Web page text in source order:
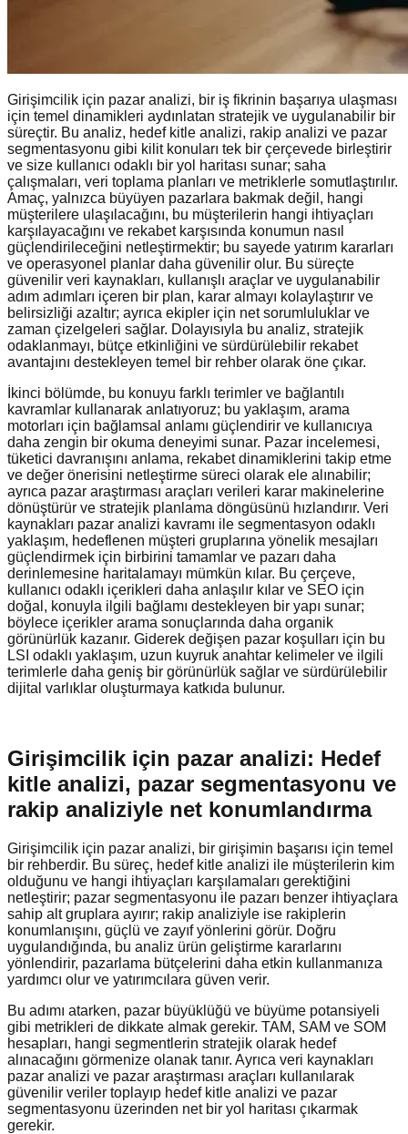
Girişimcilik için pazar analizi, bir iş fikrinin başarıya ulaşması
için temel dinamikleri aydınlatan stratejik ve uygulanabilir bir
süreçtir. Bu analiz, hedef kitle analizi, rakip analizi ve pazar
segmentasyonu gibi kilit konuları tek bir çerçevede birleştirir
ve size kullanıcı odaklı bir yol haritası sunar; saha
çalışmaları, veri toplama planları ve metriklerle somutlaştırılır.
Amaç, yalnızca büyüyen pazarlara bakmak değil, hangi
müşterilere ulaşılacağını, bu müşterilerin hangi ihtiyaçları
karşılayacağını ve rekabet karşısında konumun nasıl
güçlendirileceğini netleştirmektir; bu sayede yatırım kararları
ve operasyonel planlar daha güvenilir olur. Bu süreçte
güvenilir veri kaynakları, kullanışlı araçlar ve uygulanabilir
adım adımları içeren bir plan, karar almayı kolaylaştırır ve
belirsizliği azaltır; ayrıca ekipler için net sorumluluklar ve
zaman çizelgeleri sağlar. Dolayısıyla bu analiz, stratejik
odaklanmayı, bütçe etkinliğini ve sürdürülebilir rekabet
avantajını destekleyen temel bir rehber olarak öne çıkar.
İkinci bölümde, bu konuyu farklı terimler ve bağlantılı
kavramlar kullanarak anlatıyoruz; bu yaklaşım, arama
motorları için bağlamsal anlamı güçlendirir ve kullanıcıya
daha zengin bir okuma deneyimi sunar. Pazar incelemesi,
tüketici davranışını anlama, rekabet dinamiklerini takip etme
ve değer önerisini netleştirme süreci olarak ele alınabilir;
ayrıca pazar araştırması araçları verileri karar makinelerine
dönüştürür ve stratejik planlama döngüsünü hızlandırır. Veri
kaynakları pazar analizi kavramı ile segmentasyon odaklı
yaklaşım, hedeflenen müşteri gruplarına yönelik mesajları
güçlendirmek için birbirini tamamlar ve pazarı daha
derinlemesine haritalamayı mümkün kılar. Bu çerçeve,
kullanıcı odaklı içerikleri daha anlaşılır kılar ve SEO için
doğal, konuyla ilgili bağlamı destekleyen bir yapı sunar;
böylece içerikler arama sonuçlarında daha organik
görünürlük kazanır. Giderek değişen pazar koşulları için bu
LSI odaklı yaklaşım, uzun kuyruk anahtar kelimeler ve ilgili
terimlerle daha geniş bir görünürlük sağlar ve sürdürülebilir
dijital varlıklar oluşturmaya katkıda bulunur.
Girişimcilik için pazar analizi: Hedef
kitle analizi, pazar segmentasyonu ve
rakip analiziyle net konumlandırma
Girişimcilik için pazar analizi, bir girişimin başarısı için temel
bir rehberdir. Bu süreç, hedef kitle analizi ile müşterilerin kim
olduğunu ve hangi ihtiyaçları karşılamaları gerektiğini
netleştirir; pazar segmentasyonu ile pazarı benzer ihtiyaçlara
sahip alt gruplara ayırır; rakip analiziyle ise rakiplerin
konumlanışını, güçlü ve zayıf yönlerini görür. Doğru
uygulandığında, bu analiz ürün geliştirme kararlarını
yönlendirir, pazarlama bütçelerini daha etkin kullanmanıza
yardımcı olur ve yatırımcılara güven verir.
Bu adımı atarken, pazar büyüklüğü ve büyüme potansiyeli
gibi metrikleri de dikkate almak gerekir. TAM, SAM ve SOM
hesapları, hangi segmentlerin stratejik olarak hedef
alınacağını görmenize olanak tanır. Ayrıca veri kaynakları
pazar analizi ve pazar araştırması araçları kullanılarak
güvenilir veriler toplayıp hedef kitle analizi ve pazar
segmentasyonu üzerinden net bir yol haritası çıkarmak
gerekir.